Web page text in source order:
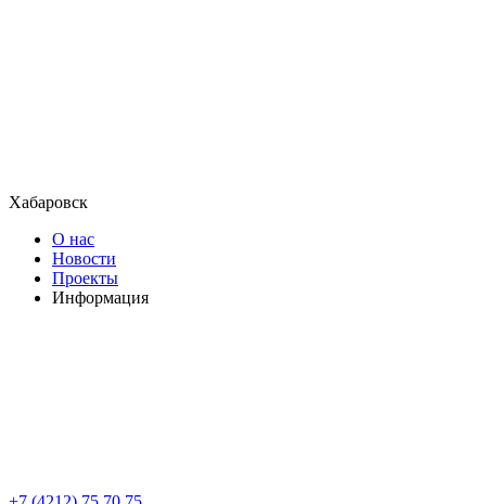
Хабаровск
О нас
Новости
Проекты
Информация